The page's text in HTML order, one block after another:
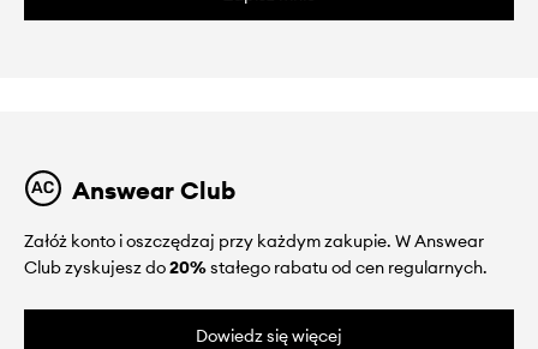
Answear Club
Załóż konto i oszczędzaj przy każdym zakupie. W Answear
Club zyskujesz do20%stałego rabatu od cen regularnych.
Dowiedz się więcej